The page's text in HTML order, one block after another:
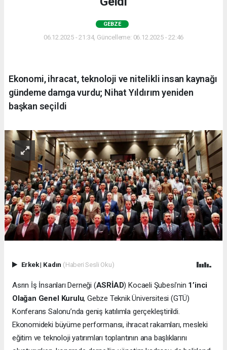
GEBZE
06.12.2025 - 21:34, Güncelleme: 06.12.2025 - 22:46
Ekonomi, ihracat, teknoloji ve nitelikli insan kaynağı
gündeme damga vurdu; Nihat Yıldırım yeniden
başkan seçildi
Erkek| Kadın (Haberi Sesli Oku)
Asrın İş İnsanları Derneği (ASRİAD) Kocaeli Şubesi’nin 1’inci
Olağan Genel Kurulu, Gebze Teknik Üniversitesi (GTÜ)
Konferans Salonu’nda geniş katılımla gerçekleştirildi.
Ekonomideki büyüme performansı, ihracat rakamları, mesleki
eğitim ve teknoloji yatırımları toplantının ana başlıklarını